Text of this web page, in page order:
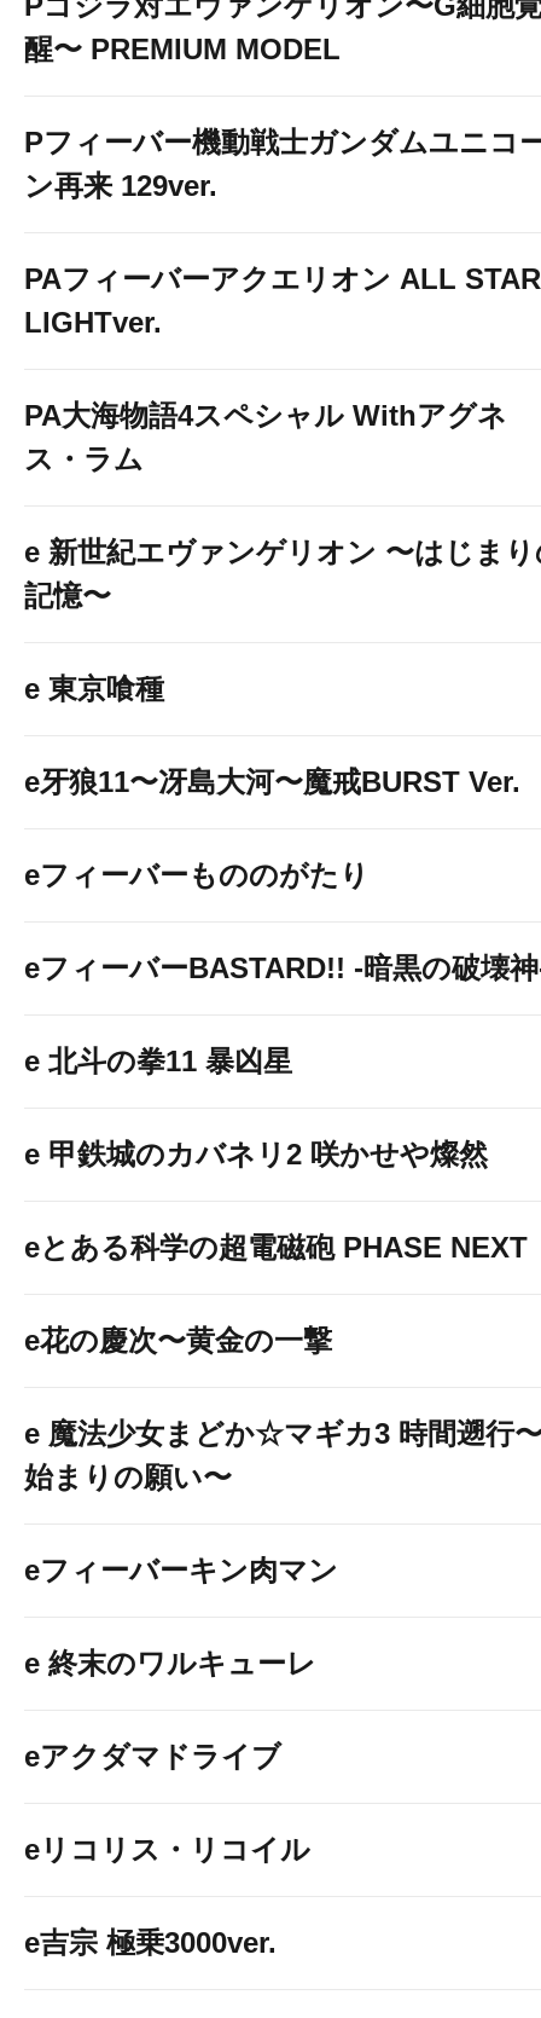
醒〜 PREMIUM MODEL
Pフィーバー機動戦士ガンダムユニコ
ン再来 129ver.
PAフィーバーアクエリオン ALL
LIGHTver.
PA大海物語4スペシャル Withアグネ
ス・ラム
e 新世紀エヴァンゲリオン 〜はじま
記憶〜
e 東京喰種
e牙狼11〜冴島大河〜魔戒BURST Ver.
eフィーバーもののがたり
eフィーバーBASTARD!! -暗黒の破壊
e 北斗の拳11 暴凶星
e 甲鉄城のカバネリ2 咲かせや燦然
eとある科学の超電磁砲 PHASE NEXT
e花の慶次〜黄金の一撃
e 魔法少女まどか☆マギカ3 時間遡行
始まりの願い〜
eフィーバーキン肉マン
e 終末のワルキューレ
eアクダマドライブ
eリコリス・リコイル
e吉宗 極乗3000ver.